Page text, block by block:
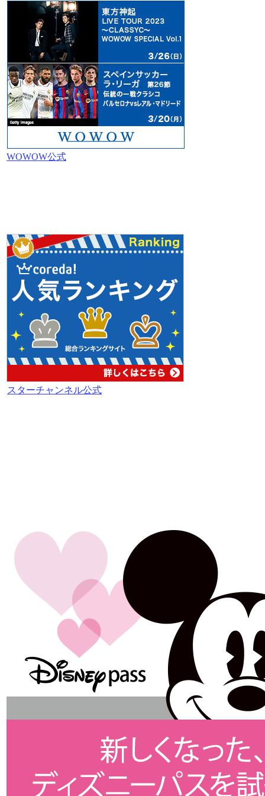
WOWOW公式
スターチャンネル公式